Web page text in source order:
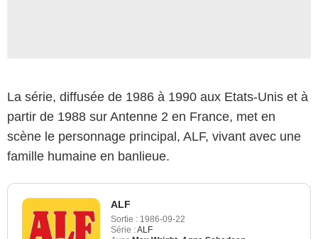
La série, diffusée de 1986 à 1990 aux Etats-Unis et à
partir de 1988 sur Antenne 2 en France, met en
scène le personnage principal, ALF, vivant avec une
famille humaine en banlieue.
ALF
Sortie : 1986-09-22
Série :ALF